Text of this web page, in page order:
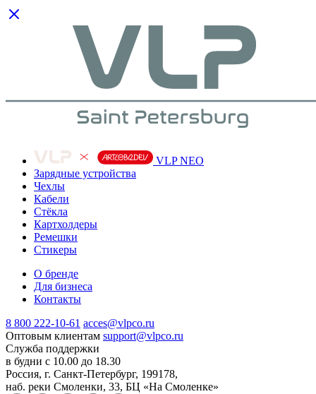
VLP NEO
Зарядные устройства
Чехлы
Кабели
Cтёкла
Картхолдеры
Ремешки
Стикеры
О бренде
Для бизнеса
Контакты
8 800 222-10-61 acces@vlpco.ru
Оптовым клиентам support@vlpco.ru
Служба поддержки
в будни с 10.00 до 18.30
Россия, г. Санкт-Петербург, 199178,
наб. реки Смоленки, 33, БЦ «На Смоленке»